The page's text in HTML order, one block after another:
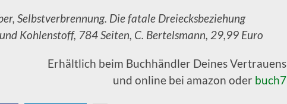
Selbstverbrennung. Die fatale Dreiecksbeziehung
Kohlenstoff, 784 Seiten, C. Bertelsmann, 29,99 Euro
Erhältlich beim Buchhändler Deines Vertrauens
und online bei amazon oder buch7